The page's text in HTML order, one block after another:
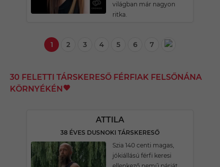
világban már nagyon
ritka.
1 2 3 4 5 6 7
30 FELETTI TÁRSKERESŐ FÉRFIAK FELSŐNÁNA
KÖRNYÉKÉN
ATTILA
38 ÉVES DUSNOKI TÁRSKERESŐ
Szia 140 centi magas,
jókiállású férfi keresi